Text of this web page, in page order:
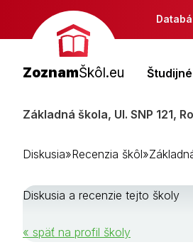
ZoznamŠkôl.eu
Základná škola, Ul. SNP 121,
Diskusia»Recenzia škôl»
Diskusia a recenzie tejto školy
« späť na profil školy